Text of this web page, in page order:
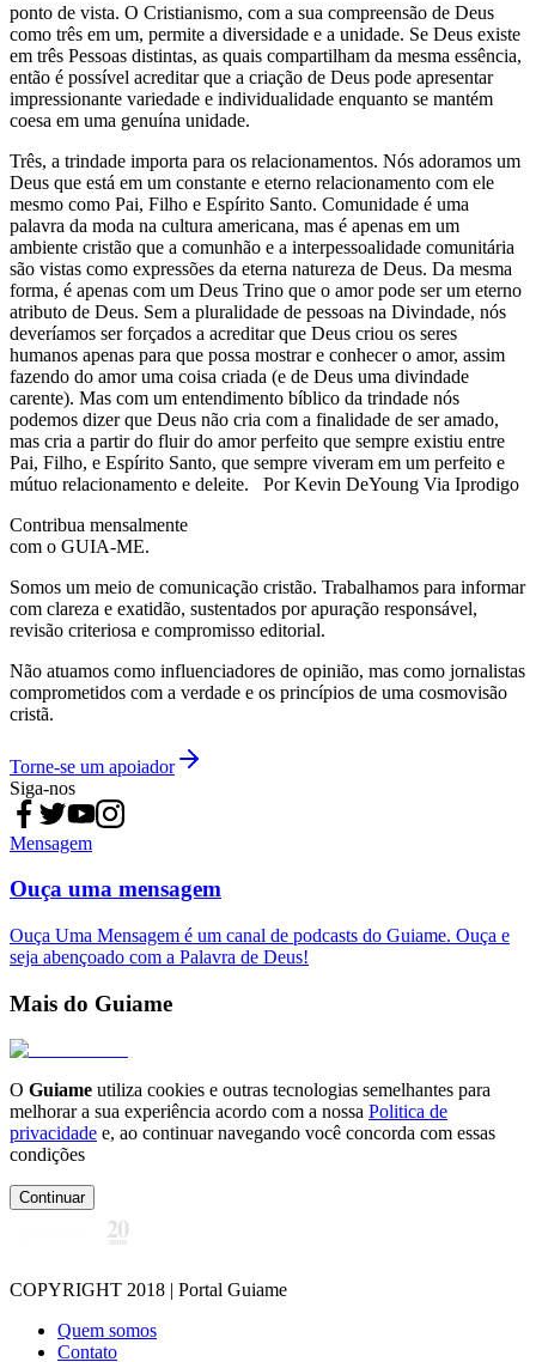
ponto de vista. O Cristianismo, com a sua compreensão de Deus
como três em um, permite a diversidade e a unidade. Se Deus existe
em três Pessoas distintas, as quais compartilham da mesma essência,
então é possível acreditar que a criação de Deus pode apresentar
impressionante variedade e individualidade enquanto se mantém
coesa em uma genuína unidade.
Três, a trindade importa para os relacionamentos. Nós adoramos um
Deus que está em um constante e eterno relacionamento com ele
mesmo como Pai, Filho e Espírito Santo. Comunidade é uma
palavra da moda na cultura americana, mas é apenas em um
ambiente cristão que a comunhão e a interpessoalidade comunitária
são vistas como expressões da eterna natureza de Deus. Da mesma
forma, é apenas com um Deus Trino que o amor pode ser um eterno
atributo de Deus. Sem a pluralidade de pessoas na Divindade, nós
deveríamos ser forçados a acreditar que Deus criou os seres
humanos apenas para que possa mostrar e conhecer o amor, assim
fazendo do amor uma coisa criada (e de Deus uma divindade
carente). Mas com um entendimento bíblico da trindade nós
podemos dizer que Deus não cria com a finalidade de ser amado,
mas cria a partir do fluir do amor perfeito que sempre existiu entre
Pai, Filho, e Espírito Santo, que sempre viveram em um perfeito e
mútuo relacionamento e deleite. Por Kevin DeYoung Via Iprodigo
Contribua mensalmente
com o GUIA-ME.
Somos um meio de comunicação cristão. Trabalhamos para informar
com clareza e exatidão, sustentados por apuração responsável,
revisão criteriosa e compromisso editorial.
Não atuamos como influenciadores de opinião, mas como jornalistas
comprometidos com a verdade e os princípios de uma cosmovisão
cristã.
Torne-se um apoiador
Siga-nos
Mensagem
Ouça uma mensagem
Ouça Uma Mensagem é um canal de podcasts do Guiame. Ouça e
seja abençoado com a Palavra de Deus!
Mais do Guiame
O Guiame utiliza cookies e outras tecnologias semelhantes para
melhorar a sua experiência acordo com a nossa Politica de
privacidade e, ao continuar navegando você concorda com essas
condições
Continuar
COPYRIGHT 2018 | Portal Guiame
Quem somos
Contato